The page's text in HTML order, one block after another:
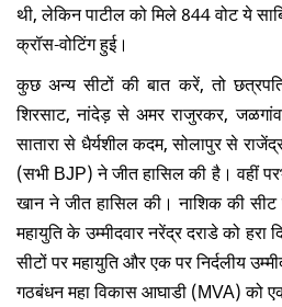
थी, लेकिन पाटील को मिले 844 वोट ये
क्रॉस-वोटिंग हुई।
कुछ अन्य सीटों की बात करें, तो
शिरसाट, नांदेड़ से अमर राजुरकर,
सातारा से धैर्यशील कदम, सोलापुर से
(सभी BJP) ने जीत हासिल की है। वहीं
खान ने जीत हासिल की। नाशिक की
महायुति के उम्मीदवार नरेंद्र दराडे को
सीटों पर महायुति और एक पर निर्दलीय
गठबंधन महा विकास आघाडी (MVA) को